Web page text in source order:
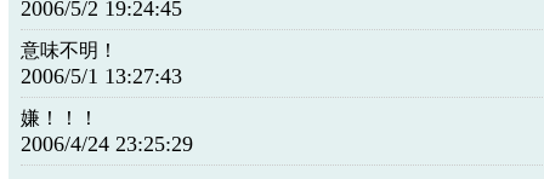
2006/5/2 19:24:45
意味不明！
2006/5/1 13:27:43
嫌！！！
2006/4/24 23:25:29